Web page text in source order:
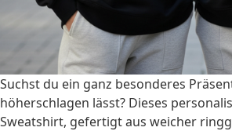
Suchst du ein ganz besonderes
höherschlagen lässt? Dieses
Sweatshirt, gefertigt aus weicher